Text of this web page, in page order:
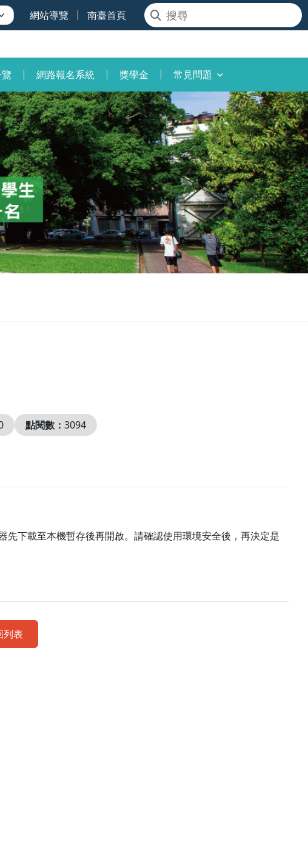
網站導覽 南臺首頁
網路報名系統 獎學金 常見問題
點閱數： 3094
下載至本機暫存後再開啟。請確認使用環境安全後，再決定是
列表